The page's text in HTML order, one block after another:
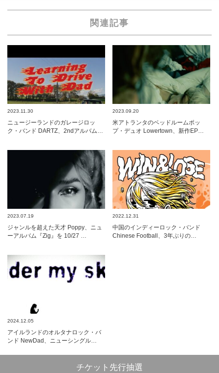
関連記事
2023.11.30
ニュージーランドのガレージロッ
ク・バンド DARTZ、2ndアルバム…
2023.09.20
米アトランタのベッドルームポッ
プ・デュオ Lowertown、新作EP…
2023.07.19
ジャンルを超えた天才 Poppy、ニュ
ーアルバム『Zig』を 10/27 …
2022.12.31
中国のインディーロック・バンド
Chinese Football、3年ぶりの…
2024.12.05
アイルランドのオルタナロック・バ
ンド NewDad、ニューシングル…
チケット先行抽選